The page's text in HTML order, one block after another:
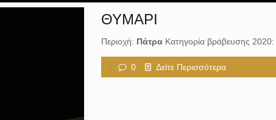
ΘΥΜΑΡΙ
Περιοχή: ΠάτραΚατηγορία βράβευσης 2020:
0 Δείτε Περισσότερα